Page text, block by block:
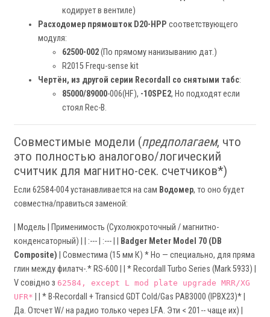
кодирует в вентиле)
Расходомер прямошток D20-HPP соответствующего
модуля:
62500-002(По прямому нанизыванию дат.)
R2015 Frequ-sense kit
Чертён, из другой серии Recordall со снятыми табс:
85000/89000-006(HF), -10SPE2, Но подходят если
стоял Rec-B.
Совместимые модели (предполагаем, что
это полностью аналогово/логический
считчик для магнитно-сек. счетчиков*)
Если 62584-004 устанавливается на сам Водомер, то оно будет
совместна/правиться заменой:
| Модель | Применимость (Сухолюкроточный / магнитно-
конденсаторный) | | :--- | :--- | |
Badger Meter Model 70 (DB
Composite) | Совместима (15 мм К) * Но — специально, для пряма
глин между филатч-.* RS-600 | | * Recordall Turbo Series (Mark 5933) |
V совідно з 62584, except L mod plate upgrade MRR/XG
UFR*
| | * B-Recordall + Transicd GDT Cold/Gas PAB3000 (IPBX23)* |
Да. Отсчет W/ на радио только через LFA. Эти < 201-- чаще их) |